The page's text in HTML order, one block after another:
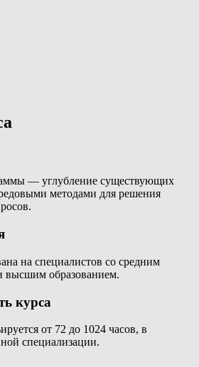
— углубление существующих
методами для решения
на специалистов со средним
высшим образованием.
курса
от 72 до 1024 часов, в
специализации.